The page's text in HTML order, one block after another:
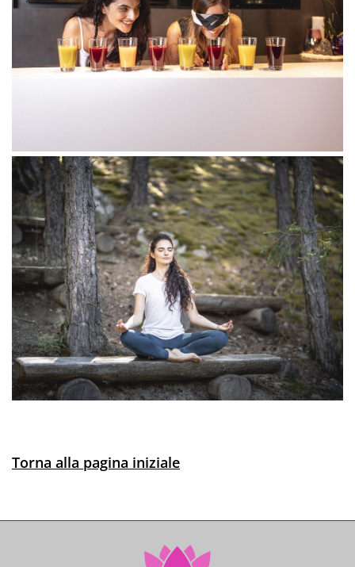
Torna alla pagina iniziale